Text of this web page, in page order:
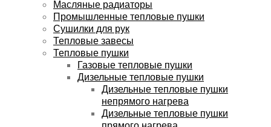
Масляные радиаторы
Промышленные тепловые пушки
Сушилки для рук
Тепловые завесы
Тепловые пушки
Газовые тепловые пушки
Дизельные тепловые пушки
Дизельные тепловые пушки
непрямого нагрева
Дизельные тепловые пушки